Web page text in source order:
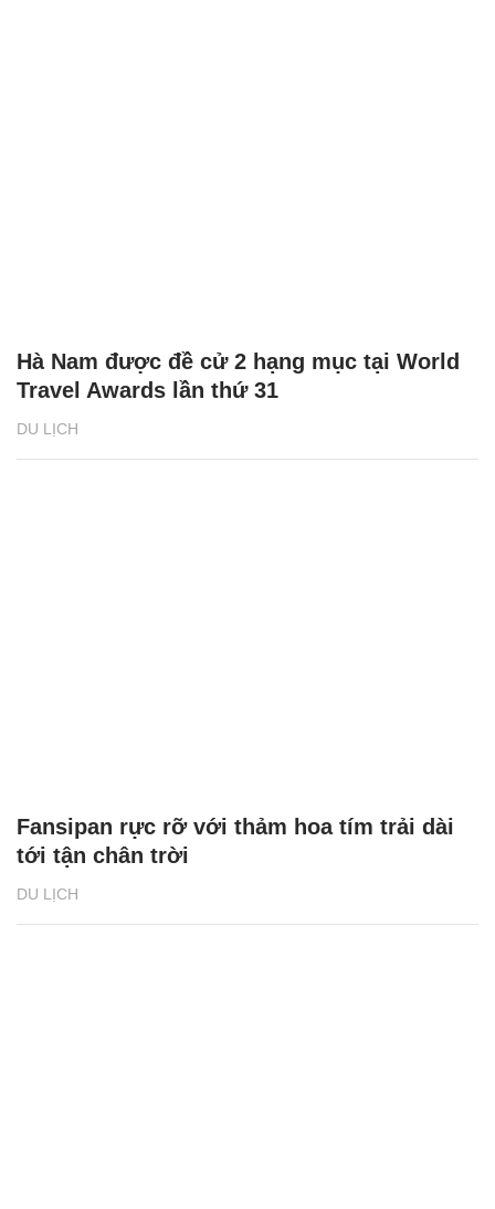
DU LỊCH
Hà Nam được đề cử 2 hạng mục tại World
Travel Awards lần thứ 31
DU LỊCH
Fansipan rực rỡ với thảm hoa tím trải dài
tới tận chân trời